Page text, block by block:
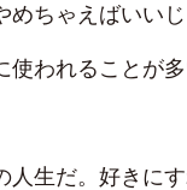
めちゃえばいいじ
使われることが
人生だ。好きにす